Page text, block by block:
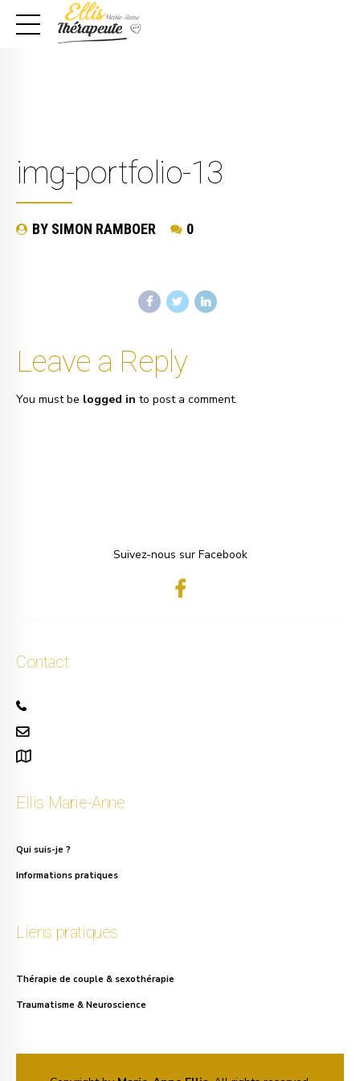
img-portfolio-13
BY SIMON RAMBOER 0
Leave a Reply
You must be logged in to post a comment.
Suivez-nous sur Facebook
Contact
Ellis Marie-Anne
Qui suis-je ?
Informations pratiques
Liens pratiques
Thérapie de couple & sexothérapie
Traumatisme & Neuroscience